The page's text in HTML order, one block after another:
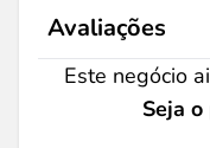
Avaliações
Este negócio
Seja